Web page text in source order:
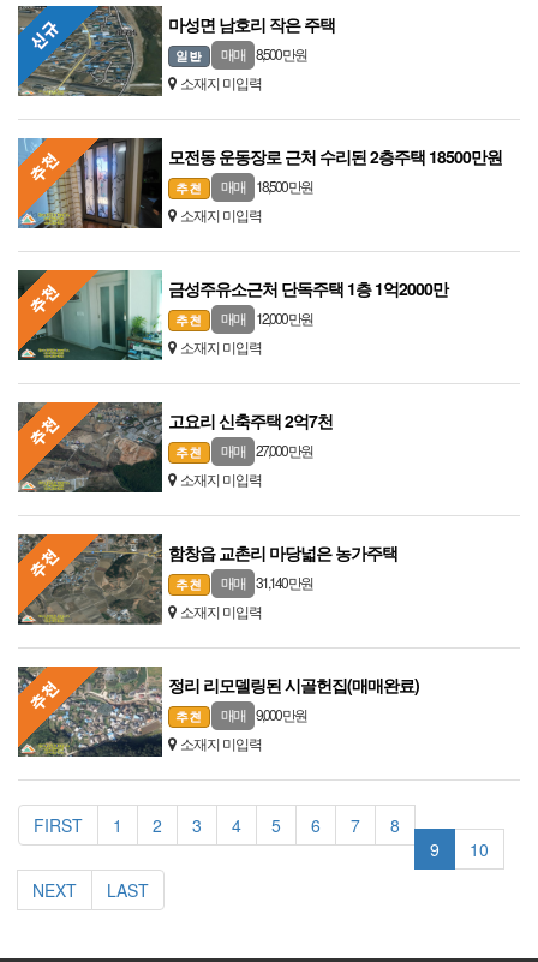
마성면 남호리 작은 주택
매매
8,500 만원
소재지 미입력
모전동 운동장로 근처 수리된 2층주택 18500만원
매매
18,500 만원
소재지 미입력
금성주유소근처 단독주택 1층 1억2000만
매매
12,000 만원
소재지 미입력
고요리 신축주택 2억7천
매매
27,000 만원
소재지 미입력
함창읍 교촌리 마당넓은 농가주택
매매
31,140 만원
소재지 미입력
정리 리모델링된 시골헌집(매매완료)
매매
9,000 만원
소재지 미입력
FIRST 1 2 3 4 5 6 7
8
9
10
NEXT
LAST